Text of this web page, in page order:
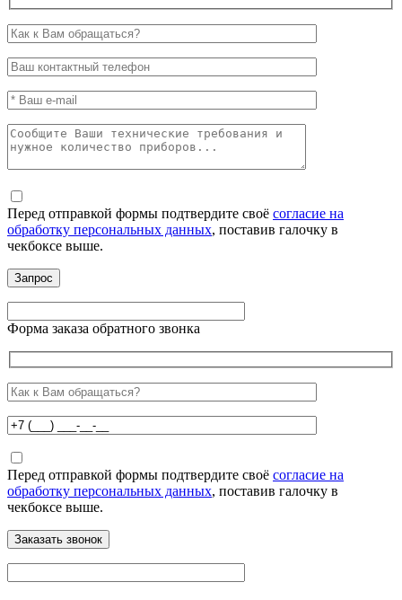
Перед отправкой формы подтвердите своё согласие на
обработку персональных данных, поставив галочку в
чекбоксе выше.
Форма заказа обратного звонка
Перед отправкой формы подтвердите своё согласие на
обработку персональных данных, поставив галочку в
чекбоксе выше.